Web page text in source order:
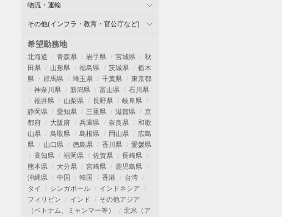
物流・運輸
その他(インフラ・教育・官公庁など)
希望勤務地
北海道 青森県 岩手県 宮城県
秋
田県
山形県 福島県 茨城県
栃木
県
群馬県 埼玉県 千葉県
東京都
神奈川県
新潟県 富山県
石川県
福井県
山梨県 長野県
岐阜県
静岡県
愛知県 三重県 滋賀県
京
都府
大阪府 兵庫県 奈良県
和歌
山県
鳥取県 島根県 岡山県
広島
県
山口県 徳島県 香川県
愛媛県
高知県
福岡県 佐賀県
長崎県
熊本県
大分県 宮崎県
鹿児島県
沖縄県
中国 韓国 香港
台湾
タイ
シンガポール
インドネシア
フィリピン
インド
その他アジア
（ベトナム、ミャンマー等）
北米（ア